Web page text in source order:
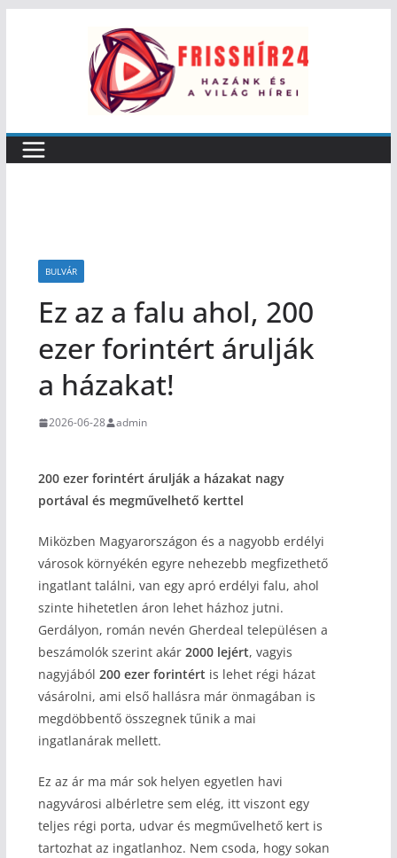
BULVÁR
Ez az a falu ahol, 200
ezer forintért árulják
a házakat!
2026-06-28 admin
200 ezer forintért árulják a házakat nagy
portával és megművelhető kerttel
Miközben Magyarországon és a nagyobb erdélyi
városok környékén egyre nehezebb megfizethető
ingatlant találni, van egy apró erdélyi falu, ahol
szinte hihetetlen áron lehet házhoz jutni.
Gerdályon, román nevén Gherdeal településen a
beszámolók szerint akár 2000 lejért, vagyis
nagyjából 200 ezer forintért is lehet régi házat
vásárolni, ami első hallásra már önmagában is
megdöbbentő összegnek tűnik a mai
ingatlanárak mellett.
Ez az ár ma már sok helyen egyetlen havi
nagyvárosi albérletre sem elég, itt viszont egy
teljes régi porta, udvar és megművelhető kert is
tartozhat az ingatlanhoz. Nem csoda, hogy sokan